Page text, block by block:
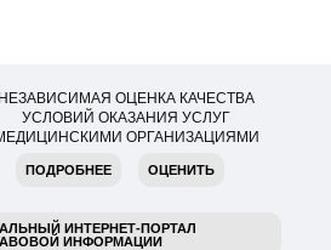
и лечению
детей и взрослых».
НЕЗАВИСИМАЯ ОЦЕНКА КАЧЕСТВА
УСЛОВИЙ ОКАЗАНИЯ УСЛУГ
ОРГАНИЗАЦИЯМИ
ПОДРОБНЕЕ ОЦЕНИТЬ
ИНТЕРНЕТ-ПОРТАЛ
ИНФОРМАЦИИ